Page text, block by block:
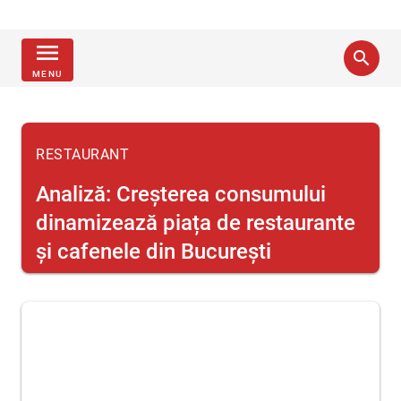
menu
MENU
search
RESTAURANT
Analiză: Creșterea consumului
dinamizează piața de restaurante
și cafenele din București